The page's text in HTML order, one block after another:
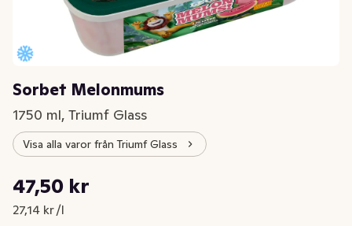
Sorbet Melonmums
1750 ml, Triumf Glass
Visa alla varor från Triumf Glass
Nuvarande pris är: 47,50 kr
47,50 kr
27,14 kr /l
Styckpris: 27,14 kr /l